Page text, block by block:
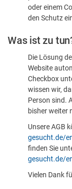
sind
oder einem
den Schutz
Was ist zu
Die Lösung
Website
Checkbox
wissen wir,
Person sind.
bisher weiter
Unsere AGB
gesucht.de/
finden Sie
gesucht.de/
Vielen Dank